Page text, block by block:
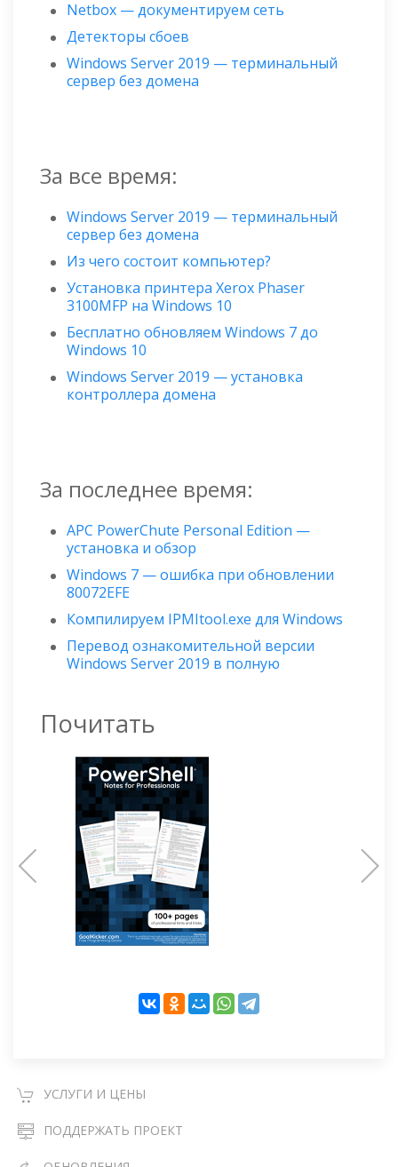
Netbox — документируем сеть
Детекторы сбоев
Windows Server 2019 — терминальный
сервер без домена
За все время:
Windows Server 2019 — терминальный
сервер без домена
Из чего состоит компьютер?
Установка принтера Xerox Phaser
3100MFP на Windows 10
Бесплатно обновляем Windows 7 до
Windows 10
Windows Server 2019 — установка
контроллера домена
За последнее время:
APC PowerChute Personal Edition —
установка и обзор
Windows 7 — ошибка при обновлении
80072EFE
Компилируем IPMItool.exe для Windows
Перевод ознакомительной версии
Windows Server 2019 в полную
Почитать
УСЛУГИ И ЦЕНЫ
ПОДДЕРЖАТЬ ПРОЕКТ